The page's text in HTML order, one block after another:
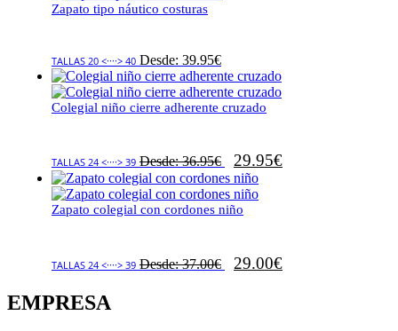
Zapato tipo náutico costuras
TALLAS 20 <····> 40 Desde: 39.95€
Colegial niño cierre adherente cruzado
TALLAS 24 <····> 39 Desde:36.95€ 29.95€
Zapato colegial con cordones niño
TALLAS 24 <····> 39 Desde:37.00€ 29.00€
EMPRESA